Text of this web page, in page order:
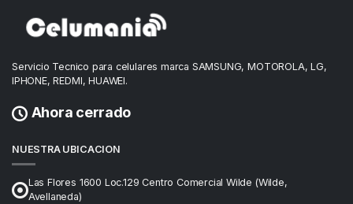
Servicio Tecnico para celulares marca SAMSUNG, MOTOROLA, LG,
IPHONE, REDMI, HUAWEI.
Ahora cerrado
NUESTRA UBICACION
Las Flores 1600 Loc.129 Centro Comercial Wilde (Wilde,
Avellaneda)